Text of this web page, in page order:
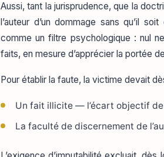
Aussi, tant la jurisprudence, que la
l’auteur d’un dommage sans qu’il
comme un filtre psychologique : nul
faits, en mesure d’apprécier la portée
Pour établir la faute, la victime devait
Un fait illicite — l’écart objectif
La faculté de discernement de